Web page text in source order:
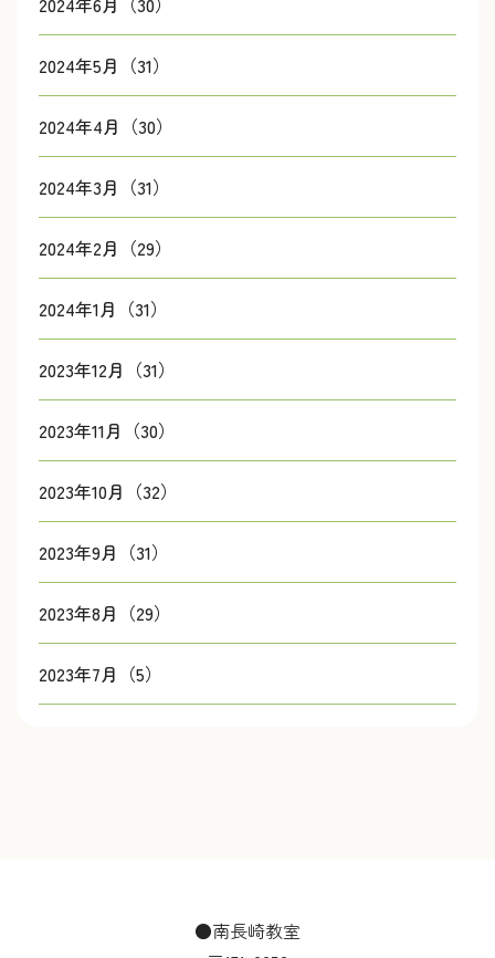
2024年5月（31）
2024年4月（30）
2024年3月（31）
2024年2月（29）
2024年1月（31）
2023年12月（31）
2023年11月（30）
2023年10月（32）
2023年9月（31）
2023年8月（29）
2023年7月（5）
●南長崎教室